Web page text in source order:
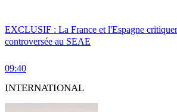
EXCLUSIF : La France et l'Espagne
controversée au SEAE
09:40
INTERNATIONAL